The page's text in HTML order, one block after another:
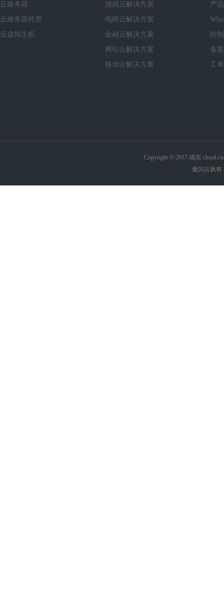
云服务器
云服务器托管
云虚拟主机
游戏云解决方案
电商云解决方案
金融云解决方案
网站云解决方案
移动云解决方案
产
控
备
工
Copyright © 2017-现在
傲闪云执有